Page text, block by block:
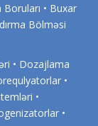
Boruları • Buxar
Bölməsi
• Dozajlama
•
•
•